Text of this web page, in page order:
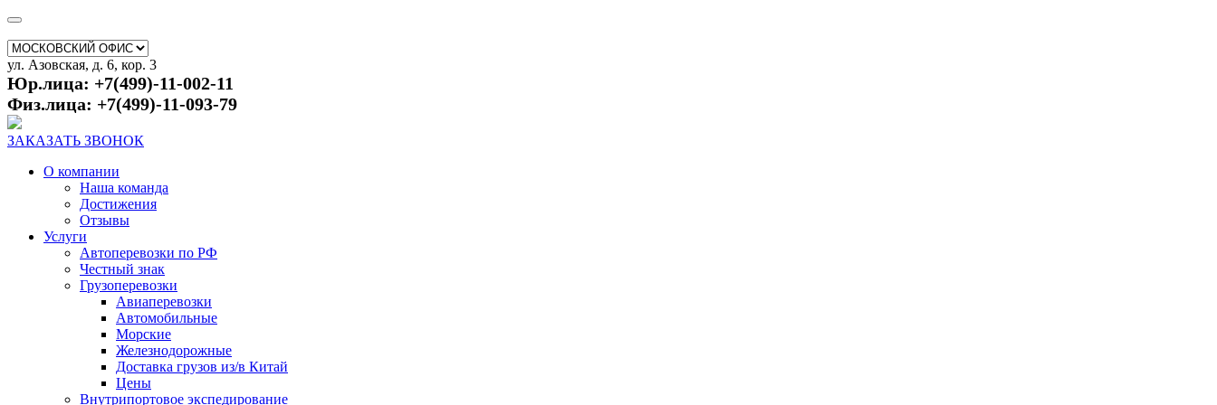
ул. Азовская, д. 6, кор. 3
Юр.лица: +7(499)-11-002-11
Физ.лица: +7(499)-11-093-79
ЗАКАЗАТЬ ЗВОНОК
О компании
Наша команда
Достижения
Отзывы
Услуги
Автоперевозки по РФ
Честный знак
Грузоперевозки
Авиаперевозки
Автомобильные
Морские
Железнодорожные
Доставка грузов из/в Китай
Цены
Внутрипортовое экспедирование